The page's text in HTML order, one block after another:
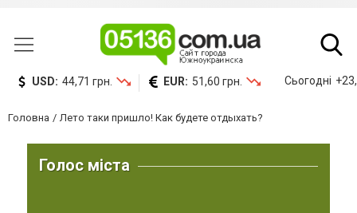
USD: 44,71 грн. EUR: 51,60 грн. Сьогодні
Головна Лето таки пришло! Как будете отдыхать?
Голос міста